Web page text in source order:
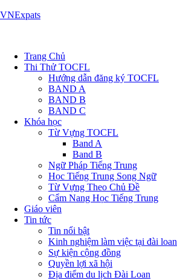
VNExpats
Trang Chủ
Thi Thử TOCFL
Hướng dẫn đăng ký TOCFL
BAND A
BAND B
BAND C
Khóa học
Từ Vựng TOCFL
Band A
Band B
Ngữ Pháp Tiếng Trung
Học Tiếng Trung Song Ngữ
Từ Vựng Theo Chủ Đề
Cẩm Nang Học Tiếng Trung
Giáo viên
Tin tức
Tin nổi bật
Kinh nghiệm làm việc tại đài loan
Sự kiện cộng đồng
Quyền lợi xã hội
Địa điểm du lịch Đài Loan